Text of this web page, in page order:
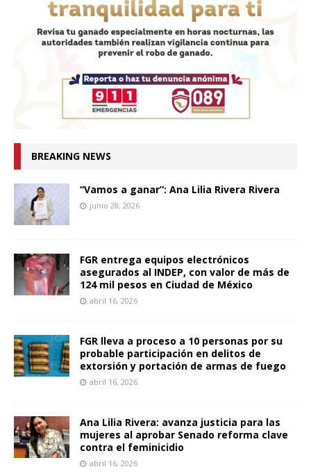
BREAKING NEWS
“Vamos a ganar”: Ana Lilia Rivera Rivera
junio 28, 2026
FGR entrega equipos electrónicos
asegurados al INDEP, con valor de más de
124 mil pesos en Ciudad de México
abril 16, 2026
FGR lleva a proceso a 10 personas por su
probable participación en delitos de
extorsión y portación de armas de fuego
abril 16, 2026
Ana Lilia Rivera: avanza justicia para las
mujeres al aprobar Senado reforma clave
contra el feminicidio
abril 16, 2026